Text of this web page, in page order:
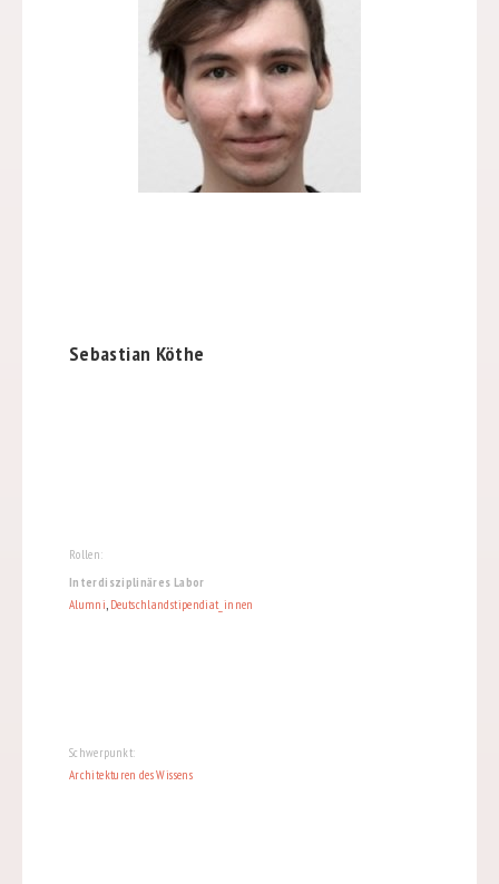
Sebastian Köthe
Rollen:
Interdisziplinäres Labor
Alumni, Deutschlandstipendiat_innen
Schwerpunkt:
Architekturen des Wissens